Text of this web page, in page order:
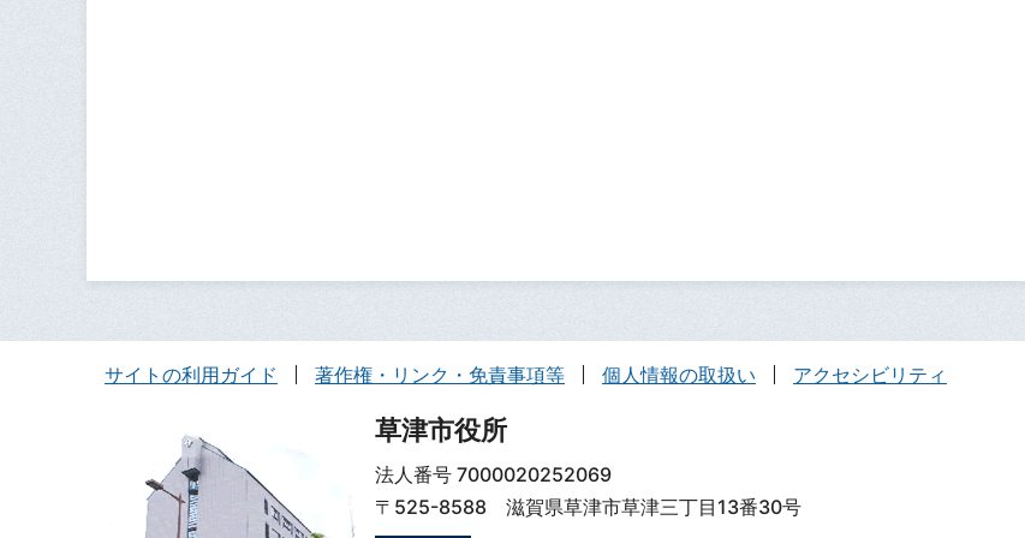
サイトの利用ガイド 著作権・リンク・免責事項等 個人情報の取扱い アクセシビリティ
草津市役所
法人番号 7000020252069
〒525-8588 滋賀県草津市草津三丁目13番30号